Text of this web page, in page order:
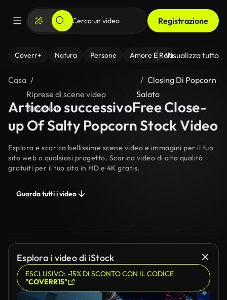
Registrazione
Coverr+ Natura Persone Amore E Relazioni Il
Visualizza tutto
Casa
Riprese di scene video
d’archivio
Closing Di Popcorn
Salato
Articolo successivoFree Close-
up Of Salty Popcorn Stock Video
Esplora e scarica bellissime scene video e immagini per il tuo
sito web o qualsiasi progetto. Scarica video di alta qualità
gratuiti per il tuo sito in HD e 4K gratis.
Guarda tutti i video
Esplora i video di iStock
ESCLUSIVO: -15% DI SCONTO CON IL CODICE
"COVERR15"